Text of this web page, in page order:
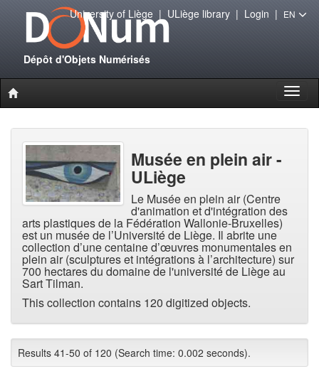
Dépôt d'Objets Numérisés
University of Liège| ULiège library| Login | EN
Musée en plein air -
ULiège
Le Musée en plein air (Centre
d'animation et d'intégration des
arts plastiques de la Fédération Wallonie-Bruxelles)
est un musée de l’Université de Liège. Il abrite une
collection d’une centaine d’œuvres monumentales en
plein air (sculptures et intégrations à l’architecture) sur
700 hectares du domaine de l'université de Liège au
Sart Tilman.
This collection contains 120 digitized objects.
Results 41-50 of 120 (Search time: 0.002 seconds).